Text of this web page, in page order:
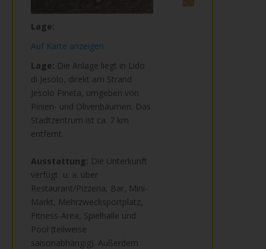
Lage:
Auf Karte anzeigen
Lage: Die Anlage liegt in Lido
di Jesolo, direkt am Strand
Jesolo Pineta, umgeben von
Pinien- und Olivenbäumen. Das
Stadtzentrum ist ca. 7 km
entfernt.
Ausstattung: Die Unterkunft
verfügt u. a. über
Restaurant/Pizzeria, Bar, Mini-
Markt, Mehrzwecksportplatz,
Fitness-Area, Spielhalle und
Pool (teilweise
saisonabhängig). Außerdem